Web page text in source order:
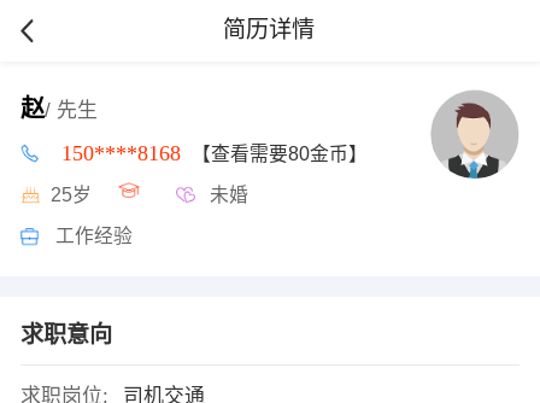
简历详情
赵/ 先生
150****8168 【查看需要80金币】
25岁 未婚
工作经验
求职意向
求职岗位:
司机交通